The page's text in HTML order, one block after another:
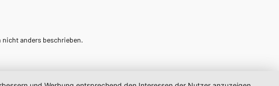
nicht anders beschrieben.